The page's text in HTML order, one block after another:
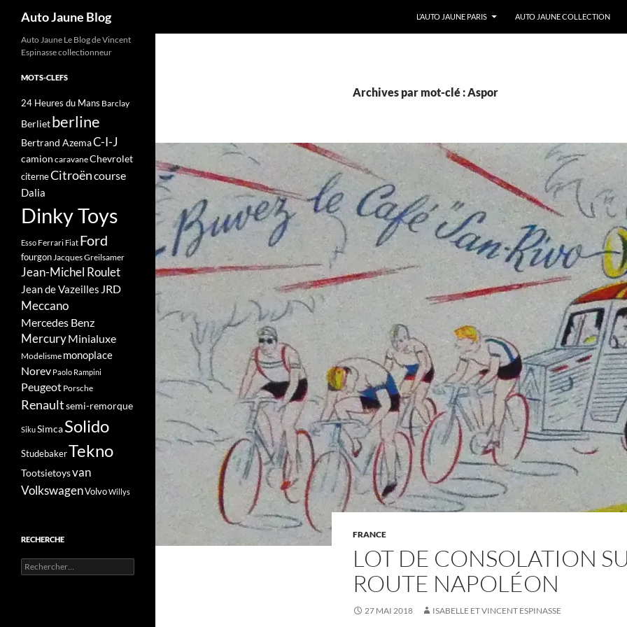
Auto Jaune Blog
L’AUTO JAUNE PARIS
AUTO JAUNE COLLECTION
Archives par mot-clé : Aspor
FRANCE
LOT DE CONSOLATION
ROUTE NAPOLÉON
27 MAI 2018 ISABELLE ET VINCENT ESPINASSE
Auto Jaune Le Blog de Vincent
Espinasse collectionneur
MOTS-CLEFS
24 Heures du Mans Barclay
Berlietberline
Bertrand AzemaC-I-J
camion caravaneChevrolet
citerneCitroëncourse
Dalia
Dinky Toys
Esso Ferrari Fiat Ford
fourgonJacques Greilsamer
Jean-Michel Roulet
Jean de Vazeilles JRD
Meccano
Mercedes Benz
MercuryMinialuxe
Modelisme monoplace
Norev Paolo Rampini
Peugeot Porsche
Renaultsemi-remorque
SikuSimcaSolido
StudebakerTekno
Tootsietoysvan
VolkswagenVolvoWillys
RECHERCHE
Rechercher :